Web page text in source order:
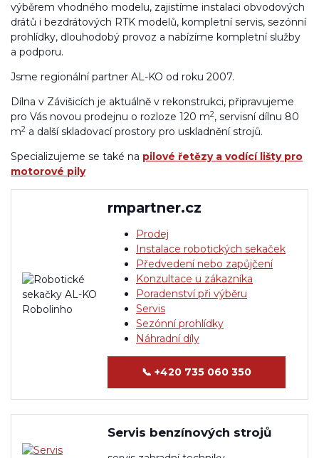
výběrem vhodného modelu, zajistíme instalaci obvodových
drátů i bezdrátových RTK modelů, kompletní servis, sezónní
prohlídky, dlouhodobý provoz a nabízíme kompletní služby
a podporu.
Jsme regionální partner AL-KO od roku 2007.
Dílna v Závišicích je aktuálně v rekonstrukci, připravujeme
pro Vás novou prodejnu o rozloze 120 m2, servisní dílnu 80
m2 a další skladovací prostory pro uskladnění strojů.
Specializujeme se také na pilové řetězy a vodící lišty pro
motorové pily
rmpartner.cz
Prodej
Instalace robotických sekaček
Předvedení nebo zapůjčení
Konzultace u zákazníka
Poradenství při výběru
Servis
Sezónní prohlídky
Náhradní díly
📞 +420 735 060 350
Servis benzínových strojů